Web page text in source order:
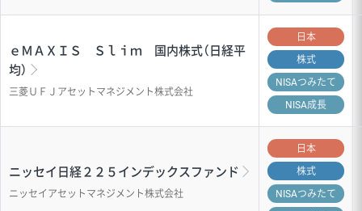
ｅＭＡＸＩＳ Ｓｌｉｍ 国内株式（日経平
均）
三菱ＵＦＪアセットマネジメント株式会社
日本
株式
NISAつみたて
NISA成長
ニッセイ日経２２５インデックスファンド
ニッセイアセットマネジメント株式会社
日本
株式
NISAつみたて